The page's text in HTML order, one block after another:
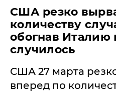
​США резко
количеству
обогнав Италию
случилось
США 27 марта
вперед по